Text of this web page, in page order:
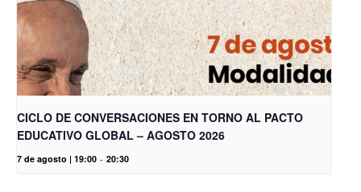
CICLO DE CONVERSACIONES EN TORNO AL PACTO
EDUCATIVO GLOBAL – AGOSTO 2026
7 de agosto | 19:00 - 20:30